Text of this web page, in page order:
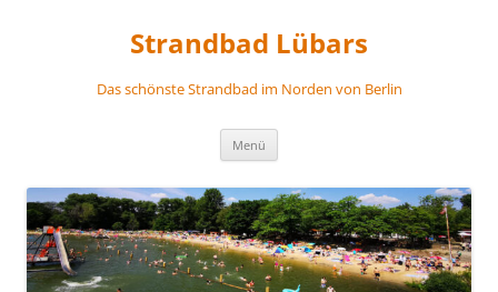
Strandbad Lübars
Das schönste Strandbad im Norden von Berlin
Menü